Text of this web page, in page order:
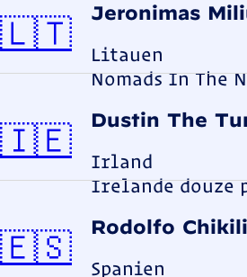
Jeronimas
Litauen
Nomads In The
🇱🇹Litauen
Dustin The
Irland
Irelande douze
🇮🇪Irland
Rodolfo
Spanien
🇪🇸Spanien